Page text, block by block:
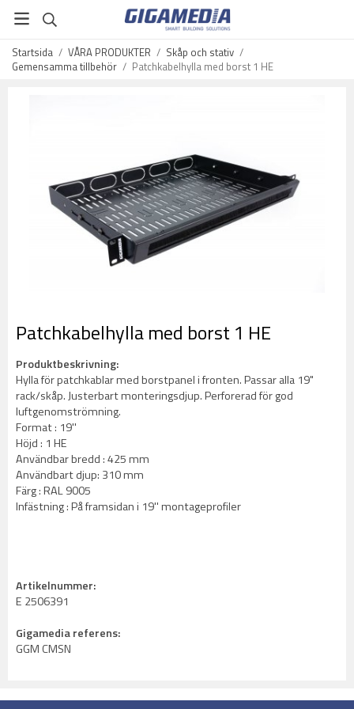
Startsida / VÅRA PRODUKTER / Skåp och stativ /
Gemensamma tillbehör / Patchkabelhylla med borst 1 HE
Patchkabelhylla med borst 1 HE
Produktbeskrivning:
Hylla för patchkablar med borstpanel i fronten. Passar alla 19"
rack/skåp. Justerbart monteringsdjup. Perforerad för god
luftgenomströmning.
Format : 19''
Höjd : 1 HE
Användbar bredd : 425 mm
Användbart djup: 310 mm
Färg : RAL 9005
Infästning : På framsidan i 19'' montageprofiler
Artikelnummer:
E 2506391
Gigamedia referens:
GGM CMSN